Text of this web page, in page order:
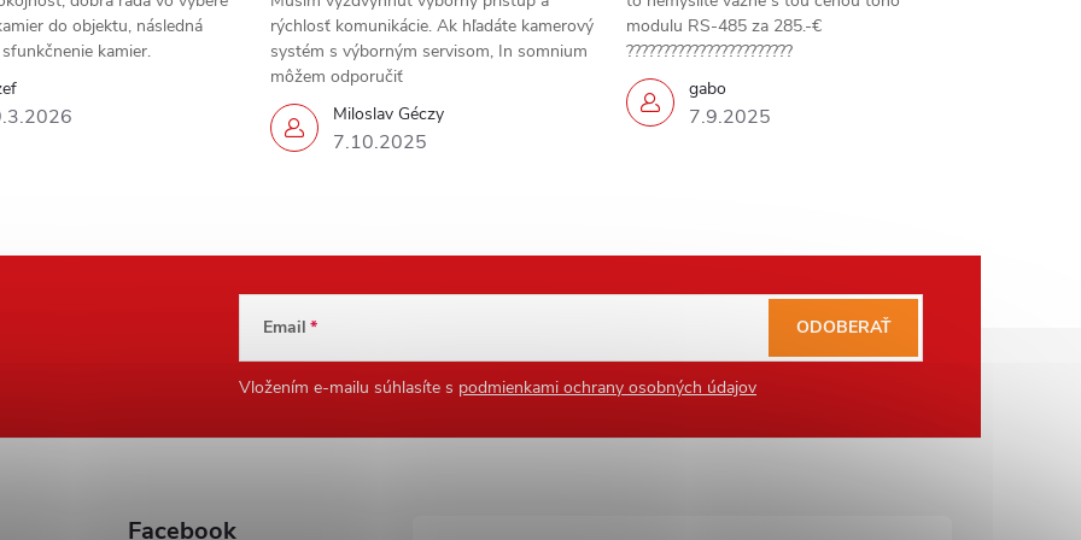
do objektu, následná
kamier.
Miloslav Géczy
7.10.2025
rýchlosť komunikácie. Ak hľadáte kamerový
systém s výborným servisom, In somnium
môžem odporučiť
gabo
7.9.2025
modulu RS-485 za 285.-€
???????????????????????
Email
Vložením e-mailu súhlasíte s podmienkami ochrany osobných údajov
ODOBERAŤ
Facebook